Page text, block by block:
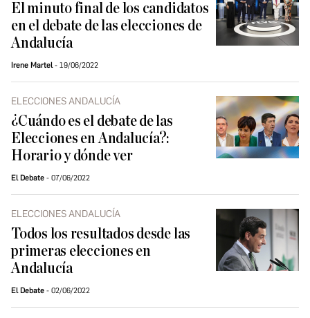
El minuto final de los candidatos
en el debate de las elecciones de
Andalucía
Irene Martel 19/06/2022
ELECCIONES ANDALUCÍA
¿Cuándo es el debate de las
Elecciones en Andalucía?:
Horario y dónde ver
El Debate 07/06/2022
ELECCIONES ANDALUCÍA
Todos los resultados desde las
primeras elecciones en
Andalucía
El Debate 02/06/2022